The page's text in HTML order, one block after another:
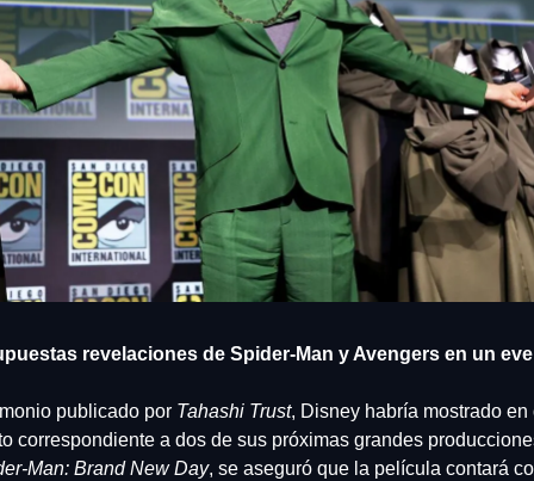
revelaciones de Spider-Man y Avengers en un
publicado por Tahashi Trust, Disney habría mostrado en
correspondiente a dos de sus próximas grandes
Man: Brand New Day, se aseguró que la película contará